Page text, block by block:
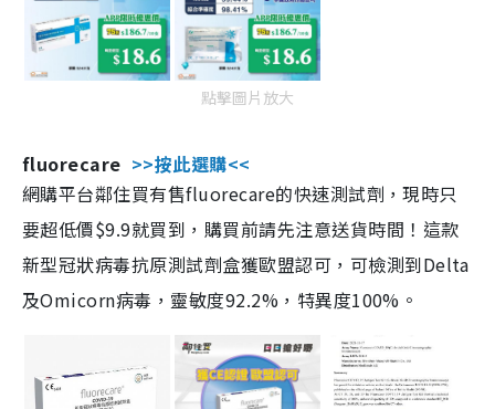
點擊圖片放大
fluorecare >>按此選購<<
網購平台鄰住買有售fluorecare的快速測試劑，現時只
要超低價$9.9就買到，購買前請先注意送貨時間！這款
新型冠狀病毒抗原測試劑盒獲歐盟認可，可檢測到Delta
及Omicorn病毒，靈敏度92.2%，特異度100%。